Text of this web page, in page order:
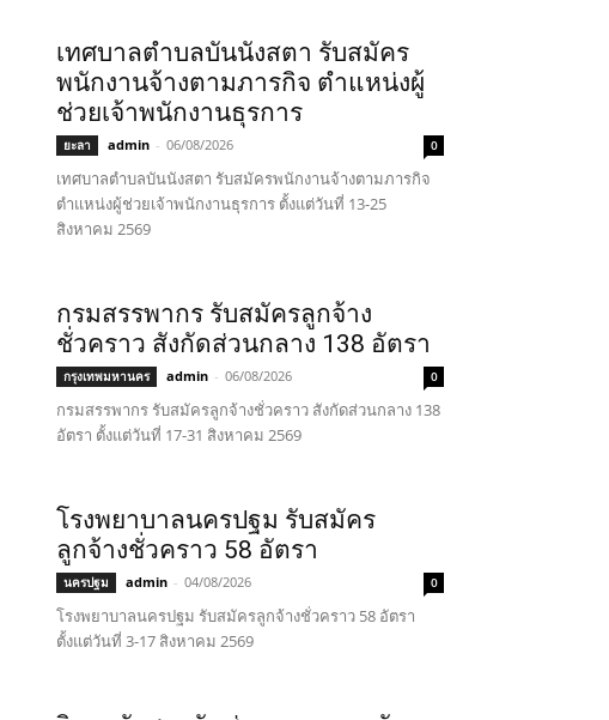
เทศบาลตำบลบันนังสตา รับสมัคร
พนักงานจ้างตามภารกิจ ตำแหน่งผู้
ช่วยเจ้าพนักงานธุรการ
ยะลา admin - 06/08/2026 0
เทศบาลตำบลบันนังสตา รับสมัครพนักงานจ้างตามภารกิจ
ตำแหน่งผู้ช่วยเจ้าพนักงานธุรการ ตั้งแต่วันที่ 13-25
สิงหาคม 2569
กรมสรรพากร รับสมัครลูกจ้าง
ชั่วคราว สังกัดส่วนกลาง 138 อัตรา
กรุงเทพมหานคร admin - 06/08/2026 0
กรมสรรพากร รับสมัครลูกจ้างชั่วคราว สังกัดส่วนกลาง 138
อัตรา ตั้งแต่วันที่ 17-31 สิงหาคม 2569
โรงพยาบาลนครปฐม รับสมัคร
ลูกจ้างชั่วคราว 58 อัตรา
นครปฐม admin - 04/08/2026 0
โรงพยาบาลนครปฐม รับสมัครลูกจ้างชั่วคราว 58 อัตรา
ตั้งแต่วันที่ 3-17 สิงหาคม 2569